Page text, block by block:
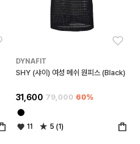
DYNAFIT
SHY (샤이) 여성 메쉬 원피스 (Black)
31,600 79,000 60%
11 5 (1)